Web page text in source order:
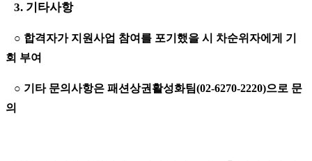
3. 기타사항
○ 합격자가 지원사업 참여를 포기했을 시 차순위자에게 기
회 부여
○ 기타 문의사항은 패션상권활성화팀(02-6270-2220)으로 문
의